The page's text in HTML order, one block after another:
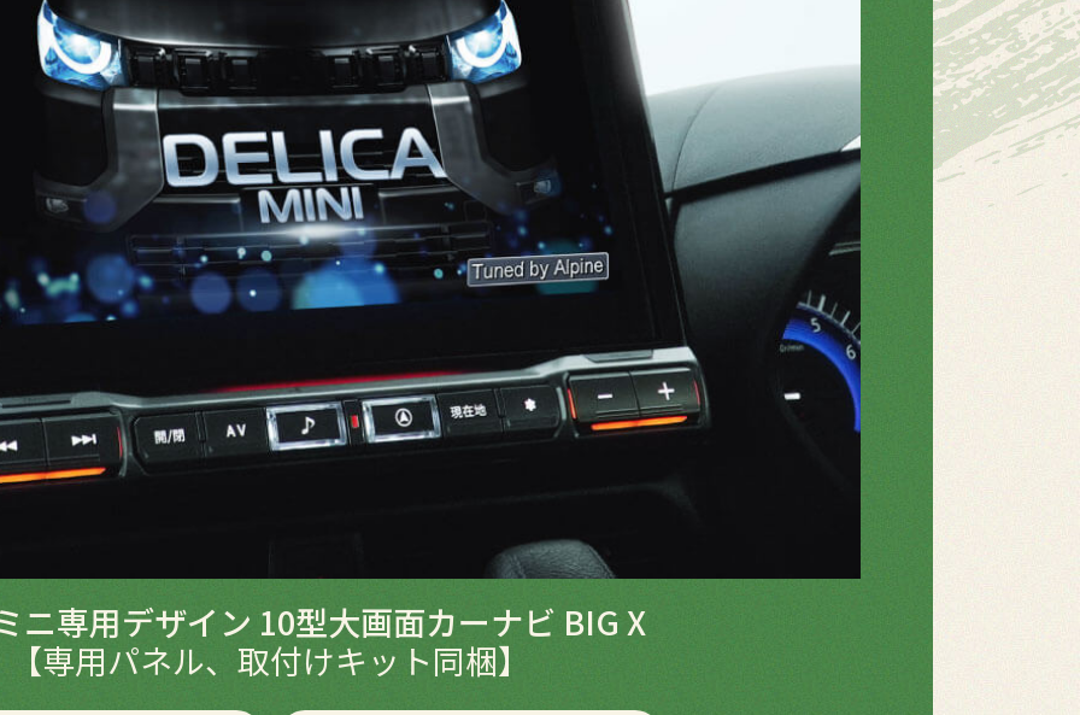
ニ専用デザイン 10型大画面カーナビ BIG X
【専用パネル、取付けキット同梱】